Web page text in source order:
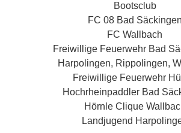
Bootsclub
FC 08 Bad Säckingen
FC Wallbach
Freiwillige Feuerwehr Bad
Harpolingen, Rippolingen,
Freiwillige Feuerwehr
Hochrheinpaddler Bad
Hörnle Clique
Landjugend